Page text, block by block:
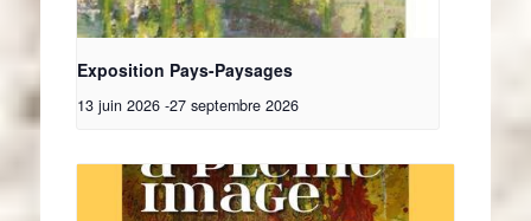
Exposition Pays-Paysages
13 juin 2026 -27 septembre 2026